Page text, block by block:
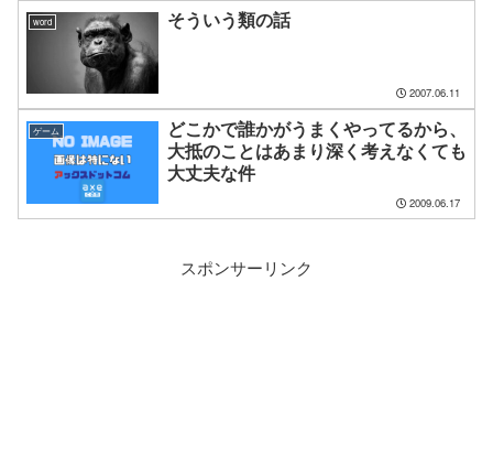
word そういう類の話
2007.06.11
ゲーム
どこかで誰かがうまくやってるから、
大抵のことはあまり深く考えなくても
大丈夫な件
2009.06.17
スポンサーリンク